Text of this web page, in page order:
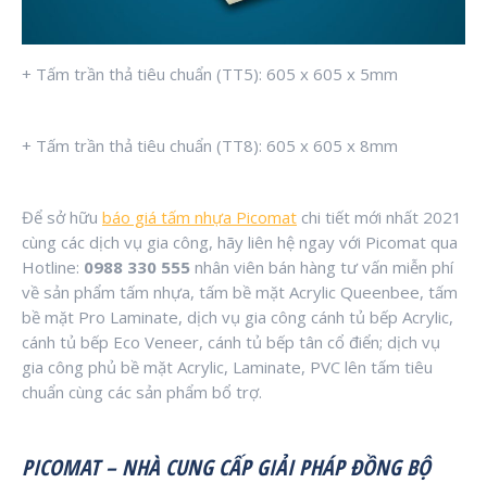
+ Tấm trần thả tiêu chuẩn (TT5): 605 x 605 x 5mm
+ Tấm trần thả tiêu chuẩn (TT8): 605 x 605 x 8mm
Để sở hữu báo giá tấm nhựa Picomat chi tiết mới nhất 2021
cùng các dịch vụ gia công, hãy liên hệ ngay với Picomat qua
Hotline: 0988 330 555 nhân viên bán hàng tư vấn miễn phí
về sản phẩm tấm nhựa, tấm bề mặt Acrylic Queenbee, tấm
bề mặt Pro Laminate, dịch vụ gia công cánh tủ bếp Acrylic,
cánh tủ bếp Eco Veneer, cánh tủ bếp tân cổ điển; dịch vụ
gia công phủ bề mặt Acrylic, Laminate, PVC lên tấm tiêu
chuẩn cùng các sản phẩm bổ trợ.
PICOMAT – NHÀ CUNG CẤP GIẢI PHÁP ĐỒNG BỘ